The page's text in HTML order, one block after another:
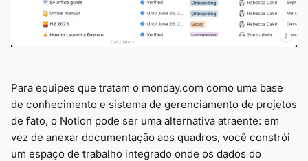
Para equipes que tratam o monday.com como uma base
de conhecimento e sistema de gerenciamento de projetos
de fato, o Notion pode ser uma alternativa atraente: em
vez de anexar documentação aos quadros, você constrói
um espaço de trabalho integrado onde os dados do